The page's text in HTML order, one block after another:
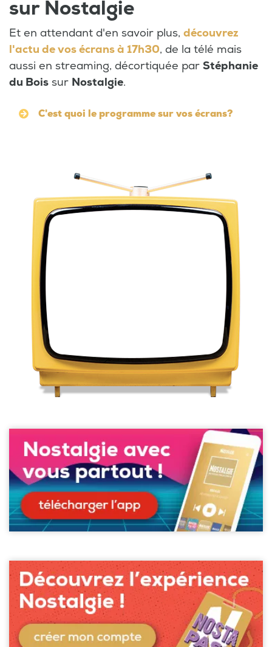
sur Nostalgie
Et en attendant d'en savoir plus, découvrez
l'actu de vos écrans à 17h30, de la télé mais
aussi en streaming, décortiquée par Stéphanie
du Bois sur Nostalgie.
C'est quoi le programme sur vos écrans?